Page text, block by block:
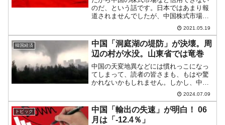
のだ、という話です。日本ではあまり報
道されませんでしたが、中国株式市場が
揺れ、ついに『中国証券管理監督委員
会』が乗り出すはめになっています。株
価操作を行っている企業をさらしてい
く！ことの起こりは、私募ファ...
2021.05.19
韓国経済
中国「洞庭湖の堤防」が決壊。周
辺の村が水没。山東省では竜巻
中国の天変地異などには慣れっこになっ
てしまって、読者の皆さまも、もはや驚
かれないかもしれません。しかし、中国
南部の水害は拡大しています。2024年07
月06日、水量が異常に増えたために湖南
省「洞庭湖」の堤防が決壊、付近の村が
水没するという事...
2024.07.09
トピック
中国「輸出の失速」が明白！ 06
月は「-12.4％」